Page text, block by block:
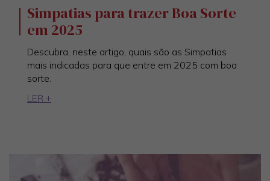
Simpatias para trazer Boa Sorte
em 2025
Descubra, neste artigo, quais são as Simpatias
mais indicadas para que entre em 2025 com boa
sorte.
LER +